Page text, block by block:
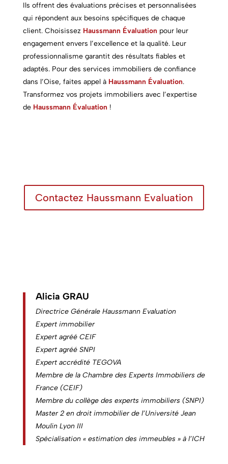
Ils offrent des évaluations précises et personnalisées
qui répondent aux besoins spécifiques de chaque
client. Choisissez Haussmann Évaluation pour leur
engagement envers l’excellence et la qualité. Leur
professionnalisme garantit des résultats fiables et
adaptés. Pour des services immobiliers de confiance
dans l’Oise, faites appel à Haussmann Évaluation.
Transformez vos projets immobiliers avec l’expertise
de Haussmann Évaluation !
Contactez Haussmann Evaluation
Alicia GRAU
Directrice Générale Haussmann Evaluation
Expert immobilier
Expert agréé CEIF
Expert agréé SNPI
Expert accrédité TEGOVA
Membre de la Chambre des Experts Immobiliers de
France (CEIF)
Membre du collège des experts immobiliers (SNPI)
Master 2 en droit immobilier de l’Université Jean
Moulin Lyon III
Spécialisation « estimation des immeubles » à l’ICH